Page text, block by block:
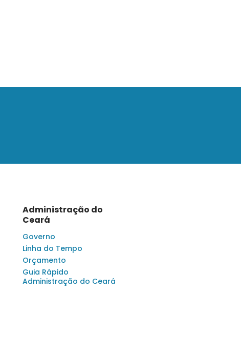
Administração do
Ceará
Governo
Linha do Tempo
Orçamento
Guia Rápido
Administração do Ceará